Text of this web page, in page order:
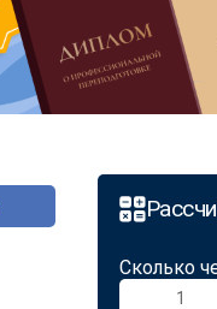
Сколько
1